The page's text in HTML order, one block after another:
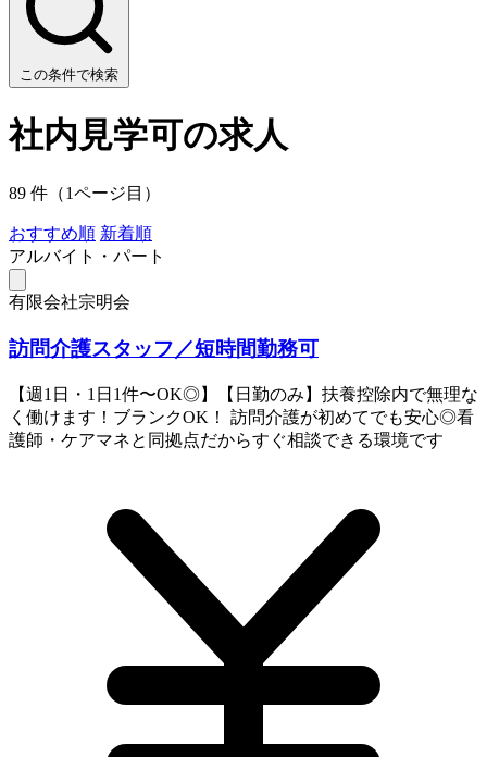
この条件で検索
社内見学可の求人
89 件（1ページ目）
おすすめ順 新着順
アルバイト・パート
有限会社宗明会
訪問介護スタッフ／短時間勤務可
【週1日・1日1件〜OK◎】【日勤のみ】扶養控除内で無理な
く働けます！ブランクOK！ 訪問介護が初めてでも安心◎看
護師・ケアマネと同拠点だからすぐ相談できる環境です